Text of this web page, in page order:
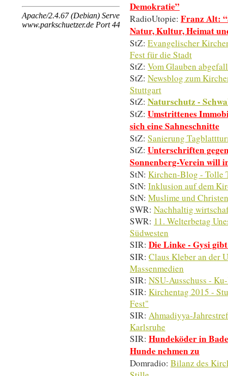
Demokratie”
RadioUtopie: Franz Alt:
Natur, Kultur, Heimat
StZ: Evangelischer
Fest für die Stadt
StZ: Vom Glauben
StZ: Newsblog zum
Stuttgart
StZ: Naturschutz -
StZ: Umstrittenes
sich eine Sahneschnitte
StZ: Sanierung
StZ: Unterschriften
Sonnenberg-Verein will
StN: Kirchen-Blog - Tolle
StN: Inklusion auf dem
StN: Muslime und
SWR: Nachhaltig
SWR: 11. Welterbetag
Südwesten
SIR: Die Linke - Gysi
SIR: Claus Kleber an der
Massenmedien
SIR: NSU-Ausschuss -
SIR: Kirchentag 2015 -
Fest"
SIR: Ahmadiyya-
Karlsruhe
SIR: Hundeköder in
Hunde nehmen zu
Domradio: Bilanz des